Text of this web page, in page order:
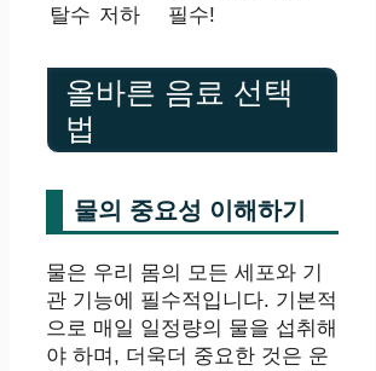
탈수 저하
필수!
올바른 음료 선택
법
물의 중요성 이해하기
물은 우리 몸의 모든 세포와 기
관 기능에 필수적입니다. 기본적
으로 매일 일정량의 물을 섭취해
야 하며, 더욱더 중요한 것은 운